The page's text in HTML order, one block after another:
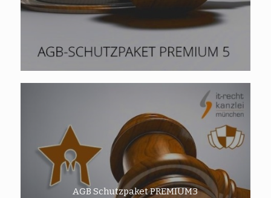
AGB Schutzpaket PREMIUM3